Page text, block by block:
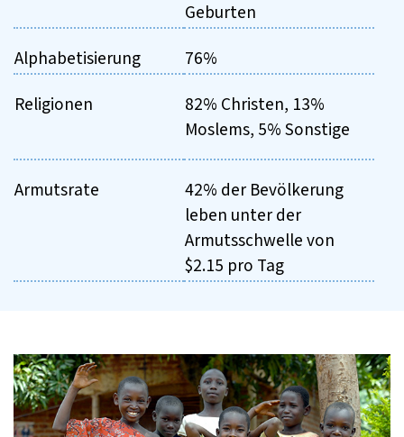
Geburten
Alphabetisierung 76%
Religionen
82% Christen, 13%
Moslems, 5% Sonstige
Armutsrate
42% der Bevölkerung
leben unter der
Armutsschwelle von
$2.15 pro Tag